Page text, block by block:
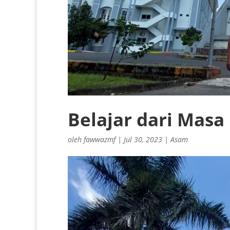
Belajar dari Masa
oleh fawwazmf| Jul 30, 2023 |Asam